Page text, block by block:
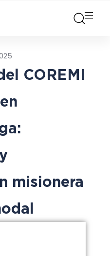
COREMI
misionera